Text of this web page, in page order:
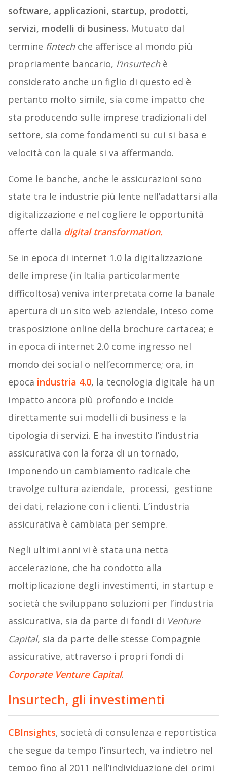
software, applicazioni, startup, prodotti,
servizi, modelli di business. Mutuato dal
termine fintechche afferisce al mondo più
propriamente bancario, l’insurtechè
considerato anche un figlio di questo ed è
pertanto molto simile, sia come impatto che
sta producendo sulle imprese tradizionali del
settore, sia come fondamenti su cui si basa e
velocità con la quale si va affermando.
Come le banche, anche le assicurazioni sono
state tra le industrie più lente nell’adattarsi alla
digitalizzazione e nel cogliere le opportunità
offerte dalla digital transformation.
Se in epoca di internet 1.0 la digitalizzazione
delle imprese (in Italia particolarmente
difficoltosa) veniva interpretata come la banale
apertura di un sito web aziendale, inteso come
trasposizione online della brochure cartacea; e
in epoca di internet 2.0 come ingresso nel
mondo dei social o nell’ecommerce; ora, in
epoca industria 4.0, la tecnologia digitale ha un
impatto ancora più profondo e incide
direttamente sui modelli di business e la
tipologia di servizi. E ha investito l’industria
assicurativa con la forza di un tornado,
imponendo un cambiamento radicale che
travolge cultura aziendale, processi, gestione
dei dati, relazione con i clienti. L’industria
assicurativa è cambiata per sempre.
Negli ultimi anni vi è stata una netta
accelerazione, che ha condotto alla
moltiplicazione degli investimenti, in startup e
società che sviluppano soluzioni per l’industria
assicurativa, sia da parte di fondi di Venture
Capital, sia da parte delle stesse Compagnie
assicurative, attraverso i propri fondi di
Corporate Venture Capital.
Insurtech, gli investimenti
CBInsights, società di consulenza e reportistica
che segue da tempo l’insurtech, va indietro nel
tempo fino al 2011 nell’individuazione dei primi